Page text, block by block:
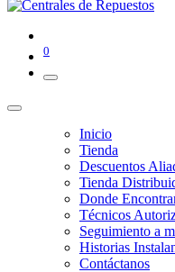
0
Inicio
Tienda
Descuentos
Tienda
Donde
Técnicos
Seguimiento a
Historias
Contáctanos